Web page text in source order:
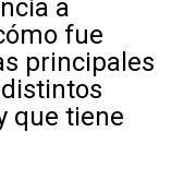
a
fue
principales
que tiene